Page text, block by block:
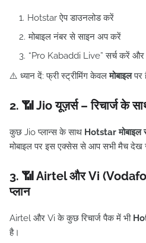
Hotstar ऐप डाउनलोड करें
मोबाइल नंबर से साइन अप करें
“Pro Kabaddi Live” सर्च करें
⚠️ ध्यान दें: फ्री स्ट्रीमिंग केवलमोबाइलपर
2. 📶 Jio यूज़र्स – रिचार्ज के
कुछ Jio प्लान्स के साथ Hotstar मोबाइल
मोबाइल पर इस एक्सेस से आप सभी मैच
3. 📶 Airtel और Vi
प्लान
Airtel और Vi के कुछ रिचार्ज पैक में भी
है।